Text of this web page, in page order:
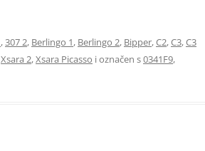
,307 2, Berlingo 1, Berlingo 2, Bipper,C2,C3,C3
Xsara 2,Xsara Picasso i označen s0341F9,